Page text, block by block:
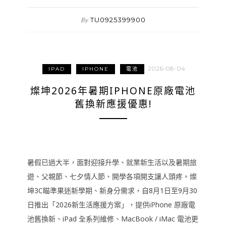
By TU0925399900
IPAD IPHONE 電池 2026-08-04
燦坤2026年暑期IPHONE原廠電池
舊換新應援優惠!
暑假已過大半，面對迎接升學、就業新生活以及暑期旅
遊、父親節、七夕情人節、開學各項開支讓人頭疼。燦
坤3C瞄準果迷新學期、新身分需求，自8月1日至9月30
日推出「2026新生活應援方案」，提供iPhone 原廠電
池舊換新、iPad 全系列維修、MacBook / iMac 電池更